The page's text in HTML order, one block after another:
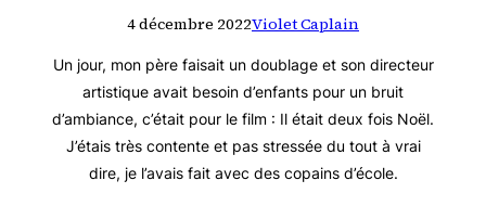
4 décembre 2022Violet Caplain
Un jour, mon père faisait un doublage et son directeur
artistique avait besoin d’enfants pour un bruit
d’ambiance, c’était pour le film : Il était deux fois Noël.
J’étais très contente et pas stressée du tout à vrai
dire, je l’avais fait avec des copains d’école.